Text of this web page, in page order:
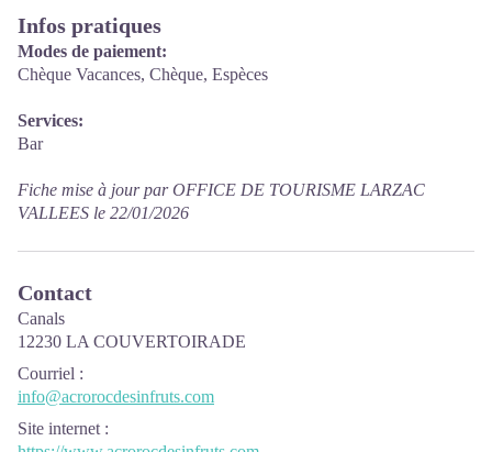
Infos pratiques
Modes de paiement:
Chèque Vacances, Chèque, Espèces
Services:
Bar
Fiche mise à jour par OFFICE DE TOURISME LARZAC
VALLEES le 22/01/2026
Contact
Canals
12230 LA COUVERTOIRADE
Courriel :
info@acrorocdesinfruts.com
Site internet :